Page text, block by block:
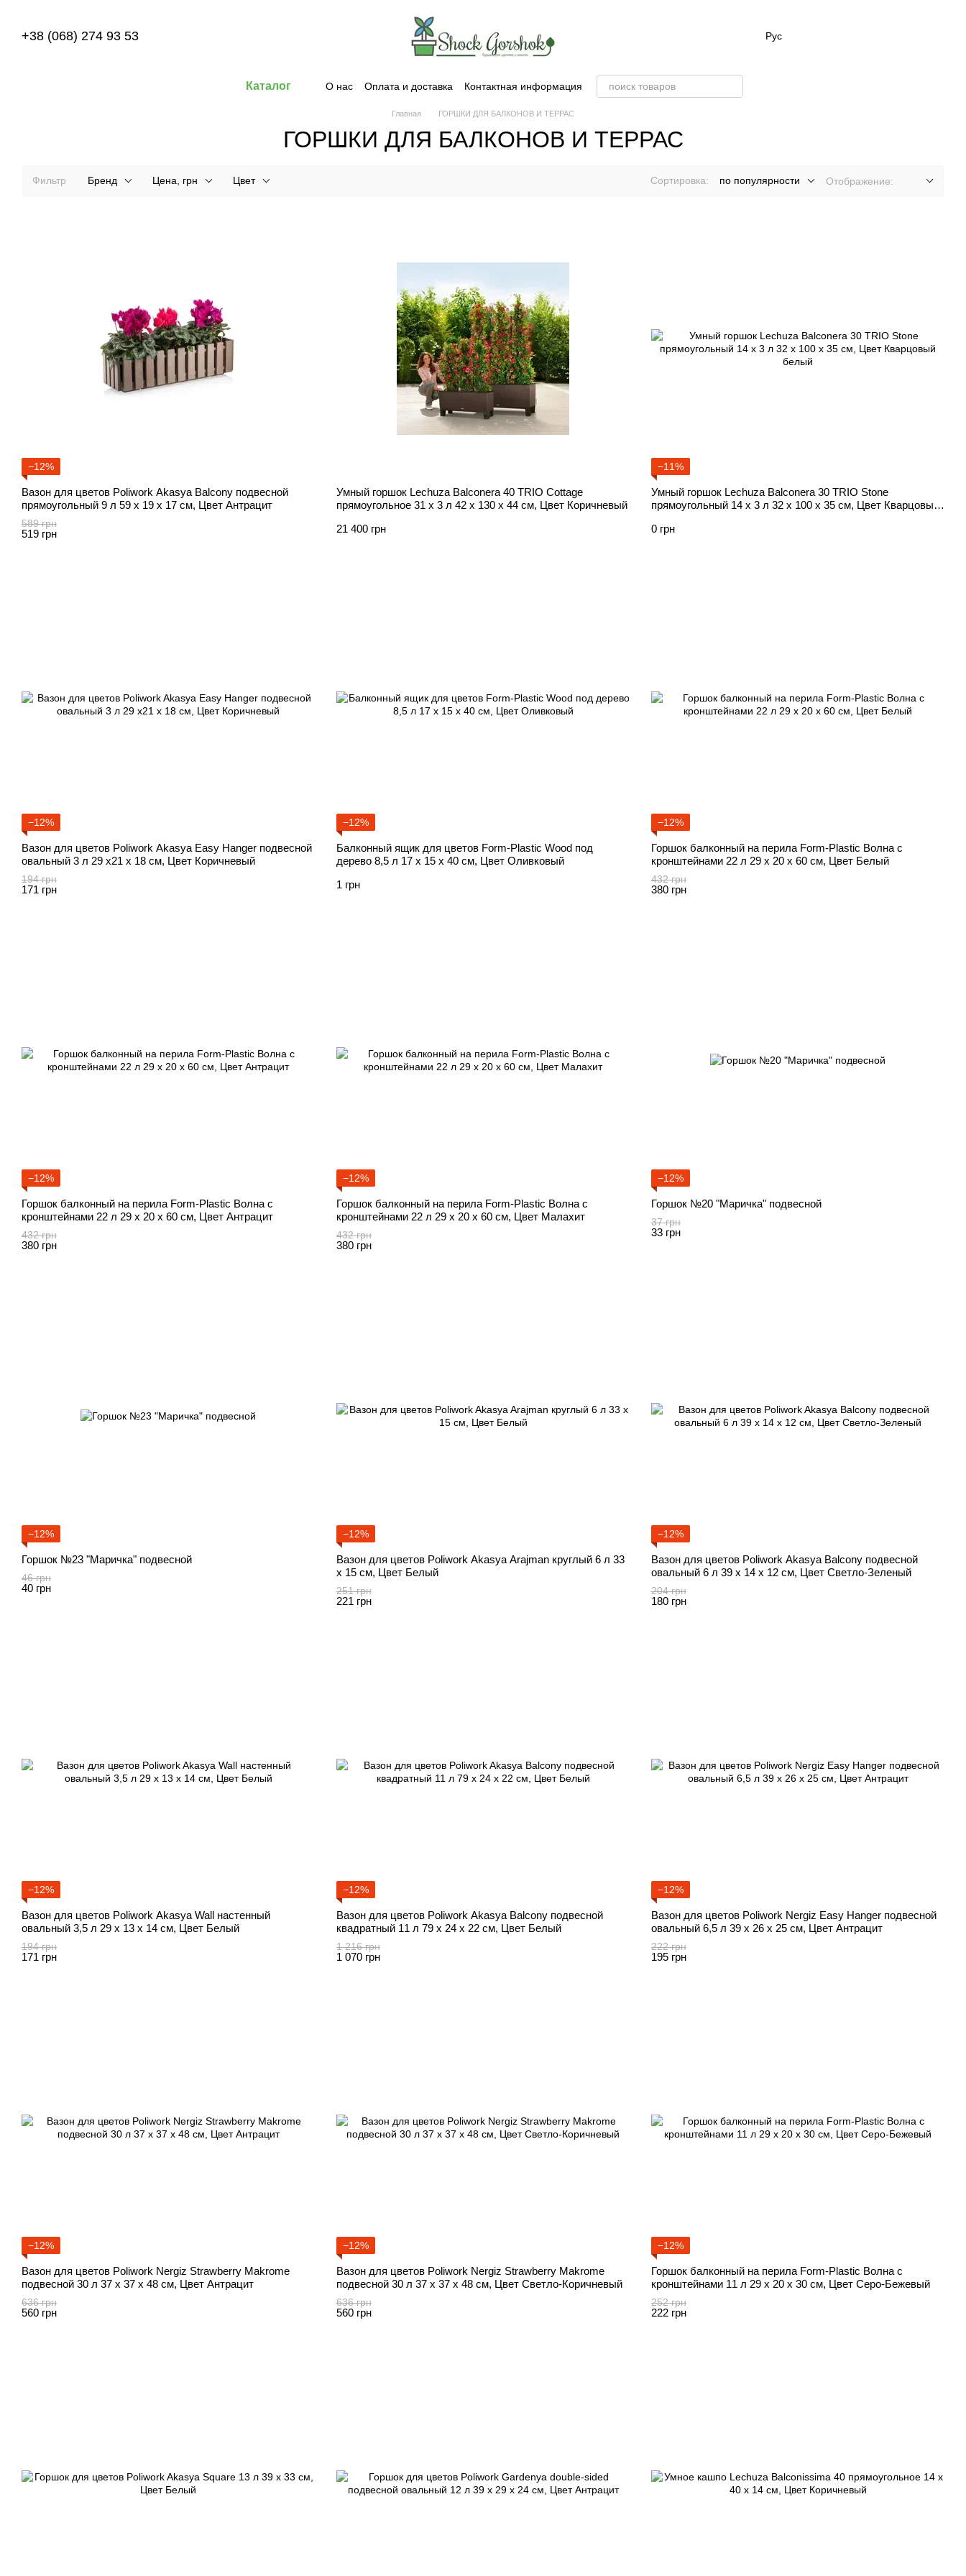
+38 (068) 274 93 53 Рус
Каталог О нас Оплата и доставка Контактная информация
Главная ГОРШКИ ДЛЯ БАЛКОНОВ И ТЕРРАС
ГОРШКИ ДЛЯ БАЛКОНОВ И ТЕРРАС
Фильтр Бренд Цена, грн Цвет Сортировка: по популярности Отображение:
−12%
Вазон для цветов Рoliwork Akasya Balcony подвесной
прямоугольный 9 л 59 x 19 x 17 см, Цвет Антрацит
589 грн
519 грн
Умный горшок Lechuza Balconera 40 TRIO Cottage
прямоугольное 31 x 3 л 42 x 130 x 44 см, Цвет Коричневый
21 400 грн
−11%
Умный горшок Lechuza Balconera 30 TRIO Stone
прямоугольный 14 x 3 л 32 x 100 x 35 см, Цвет Кварцовый
0 грн
−12%
Вазон для цветов Poliwork Akasya Easy Hanger подвесной
овальный 3 л 29 x21 x 18 см, Цвет Коричневый
194 грн
171 грн
−12%
Балконный ящик для цветов Form-Plastic Wood под
дерево 8,5 л 17 х 15 х 40 см, Цвет Оливковый
1 грн
−12%
Горшок балконный на перила Form-Plastic Волна с
кронштейнами 22 л 29 х 20 х 60 см, Цвет Белый
432 грн
380 грн
−12%
Горшок балконный на перила Form-Plastic Волна с
кронштейнами 22 л 29 х 20 х 60 см, Цвет Антрацит
432 грн
380 грн
−12%
Горшок балконный на перила Form-Plastic Волна с
кронштейнами 22 л 29 х 20 х 60 см, Цвет Малахит
432 грн
380 грн
−12%
Горшок №20 "Маричка" подвесной
37 грн
33 грн
−12%
Горшок №23 "Маричка" подвесной
46 грн
40 грн
−12%
Вазон для цветов Poliwork Akasya Arajman круглый 6 л 33
x 15 см, Цвет Белый
251 грн
221 грн
−12%
Вазон для цветов Poliwork Akasya Balcony подвесной
овальный 6 л 39 x 14 x 12 см, Цвет Светло-Зеленый
204 грн
180 грн
−12%
Вазон для цветов Poliwork Akasya Wall настенный
овальный 3,5 л 29 x 13 x 14 см, Цвет Белый
194 грн
171 грн
−12%
Вазон для цветов Рoliwork Akasya Balcony подвесной
квадратный 11 л 79 x 24 x 22 см, Цвет Белый
1 216 грн
1 070 грн
−12%
Вазон для цветов Poliwork Nergiz Easy Hanger подвесной
овальный 6,5 л 39 x 26 x 25 см, Цвет Антрацит
222 грн
195 грн
−12%
Вазон для цветов Poliwork Nergiz Strawberry Makrome
подвесной 30 л 37 x 37 x 48 см, Цвет Антрацит
636 грн
560 грн
−12%
Вазон для цветов Poliwork Nergiz Strawberry Makrome
подвесной 30 л 37 x 37 x 48 см, Цвет Cветло-Коричневый
636 грн
560 грн
−12%
Горшок балконный на перила Form-Plastic Волна с
кронштейнами 11 л 29 х 20 х 30 см, Цвет Серо-Бежевый
252 грн
222 грн